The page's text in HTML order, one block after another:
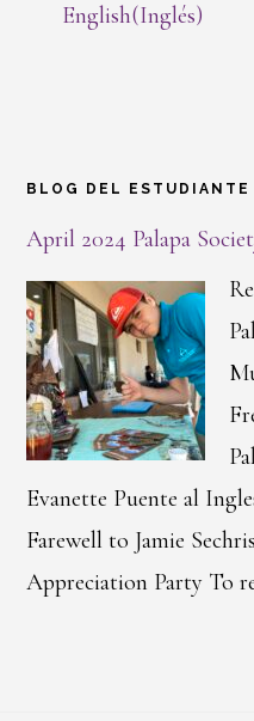
English(Inglés)
BLOG DEL ESTUDIANTE
April 2024 Palapa
Evanette Puente al
Farewell to Jamie
Appreciation Party To